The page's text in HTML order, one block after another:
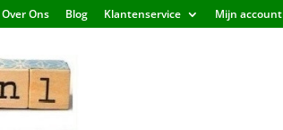
Over Ons Blog Klantenservice Mijn account